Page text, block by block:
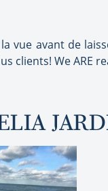
vue avant de
clients! We ARE